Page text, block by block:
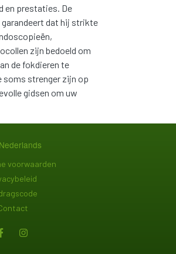
en prestaties. De
dat hij strikte
zijn bedoeld om
de fokdieren te
soms strenger zijn op
gidsen om uw
Nederlands
voorwaarden